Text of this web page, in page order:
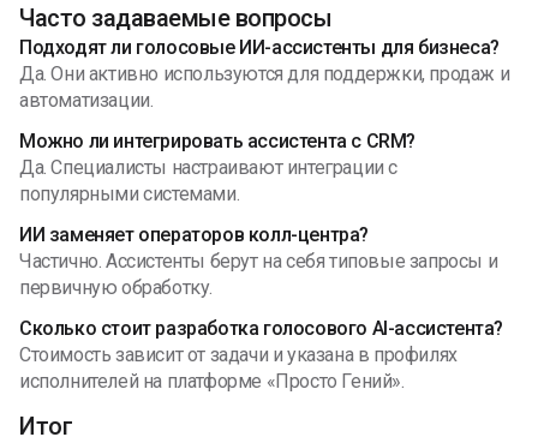
Часто задаваемые вопросы
Подходят ли голосовые ИИ-ассистенты для бизнеса?
Да. Они активно используются для поддержки, продаж и
автоматизации.
Можно ли интегрировать ассистента с CRM?
Да. Специалисты настраивают интеграции с
популярными системами.
ИИ заменяет операторов колл-центра?
Частично. Ассистенты берут на себя типовые запросы и
первичную обработку.
Сколько стоит разработка голосового AI -ассистента?
Стоимость зависит от задачи и указана в профилях
исполнителей на платформе «Просто Гений».
Итог